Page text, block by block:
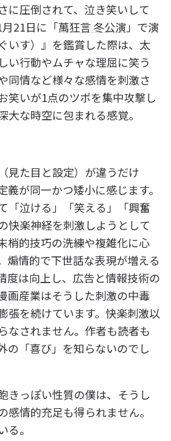
に圧倒されて、泣き笑いして
21日に「萬狂言 冬公演 」で演
いす）』を鑑賞した際は、太
い行動やムチャな理屈に笑う
同情など様々な感情を刺激さ
笑いが1点のツボを集中攻撃し
大な時空に包まれる感覚。
見た目と設定）が違うだけ
義が同一かつ矮小に感じます。
「泣ける」「笑える」「興奮
快楽神経を刺激しようとして
梢的技巧の洗練や複雑化に心
煽情的で下世話な表現が増える
度は向上し、広告と情報技術の
画産業はそうした刺激の中毒
張を続けています。快楽刺激以
なされません。作者も読者も
の「喜び」を知らないのでし
きっぽい性質の僕は、そうし
感情的充足も得られません。
る。